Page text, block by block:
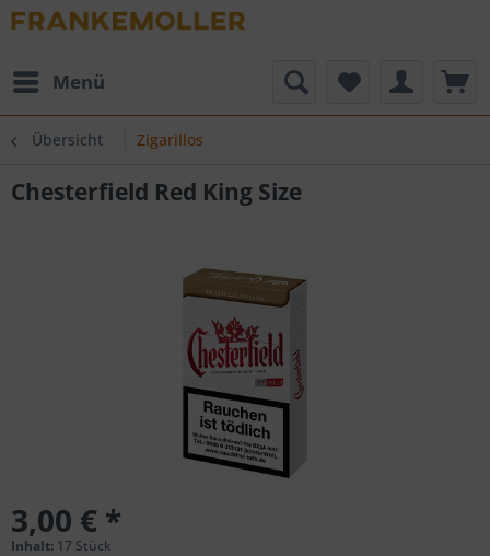
Menü
Übersicht Zigarillos
Chesterfield Red King Size
3,00 € *
Inhalt: 17 Stück